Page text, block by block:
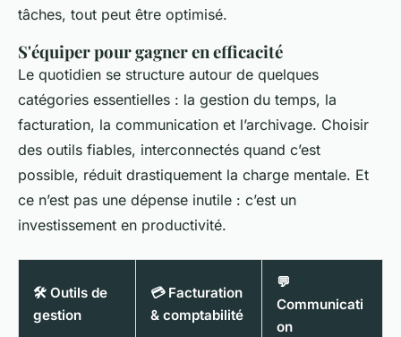
tâches, tout peut être optimisé.
S'équiper pour gagner en efficacité
Le quotidien se structure autour de quelques
catégories essentielles : la gestion du temps, la
facturation, la communication et l’archivage. Choisir
des outils fiables, interconnectés quand c’est
possible, réduit drastiquement la charge mentale. Et
ce n’est pas une dépense inutile : c’est un
investissement en productivité.
🛠️ Outils de
gestion
💳 Facturation
& comptabilité
💬
Communicati
on